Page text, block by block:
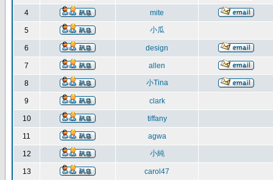
4 mite
5 小瓜
6 design
7 allen
8 小Tina
9 clark
10 tiffany
11 agwa
12 小純
13 carol47